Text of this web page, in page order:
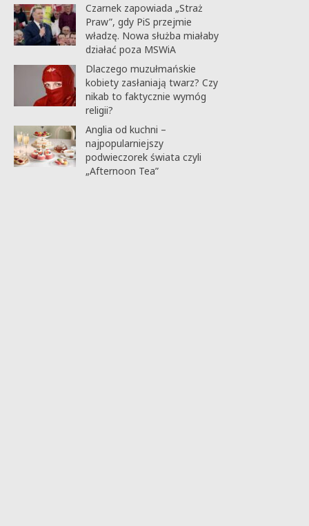
Czarnek zapowiada „Straż
Praw”, gdy PiS przejmie
władzę. Nowa służba miałaby
działać poza MSWiA
Dlaczego muzułmańskie
kobiety zasłaniają twarz? Czy
nikab to faktycznie wymóg
religii?
Anglia od kuchni –
najpopularniejszy
podwieczorek świata czyli
„Afternoon Tea”